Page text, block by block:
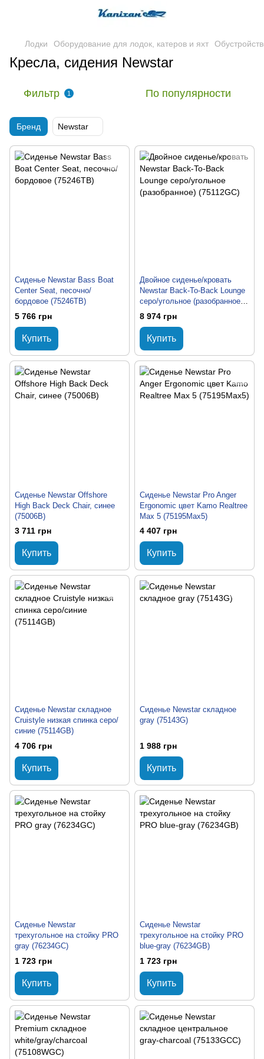
Лодки Оборудование для лодок, катеров и яхт
Кресла, сидения Newstar
Фильтр 1 По популярности
Бренд Newstar
Сиденье Newstar Bass Boat
Center Seat, песочно/
бордовое (75246TB)
5 766 грн
Купить
Двойное сиденье/кровать
Newstar Back-To-Back Lounge
серо/угольное (разобранное)
(75112GC)
8 974 грн
Купить
Сиденье Newstar Offshore
High Back Deck Chair, синее
(75006B)
3 711 грн
Купить
Сиденье Newstar Pro Anger
Ergonomic цвет Kamo Realtree
Max 5 (75195Max5)
4 407 грн
Купить
Сиденье Newstar складное
Cruistyle низкая спинка серо/
синие (75114GB)
4 706 грн
Купить
Сиденье Newstar складное
gray (75143G)
1 988 грн
Купить
Сиденье Newstar
трехугольное на стойку PRO
gray (76234GC)
1 723 грн
Купить
Сиденье Newstar
трехугольное на стойку PRO
blue-gray (76234GB)
1 723 грн
Купить